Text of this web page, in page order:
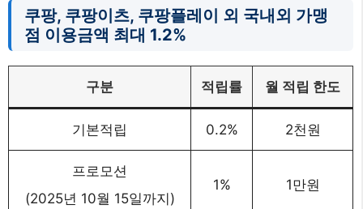
쿠팡, 쿠팡이츠, 쿠팡플레이 외 국내외 가맹
점 이용금액 최대 1.2%
구분 적립률 월 적립 한도
기본적립 0.2% 2천원
프로모션
(2025년 10월 15일까지)
1% 1만원